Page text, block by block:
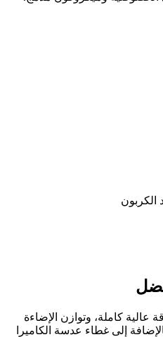
عالية كاملة، وتوازن الإضاءة
إلى غطاء عدسة الكاميرا